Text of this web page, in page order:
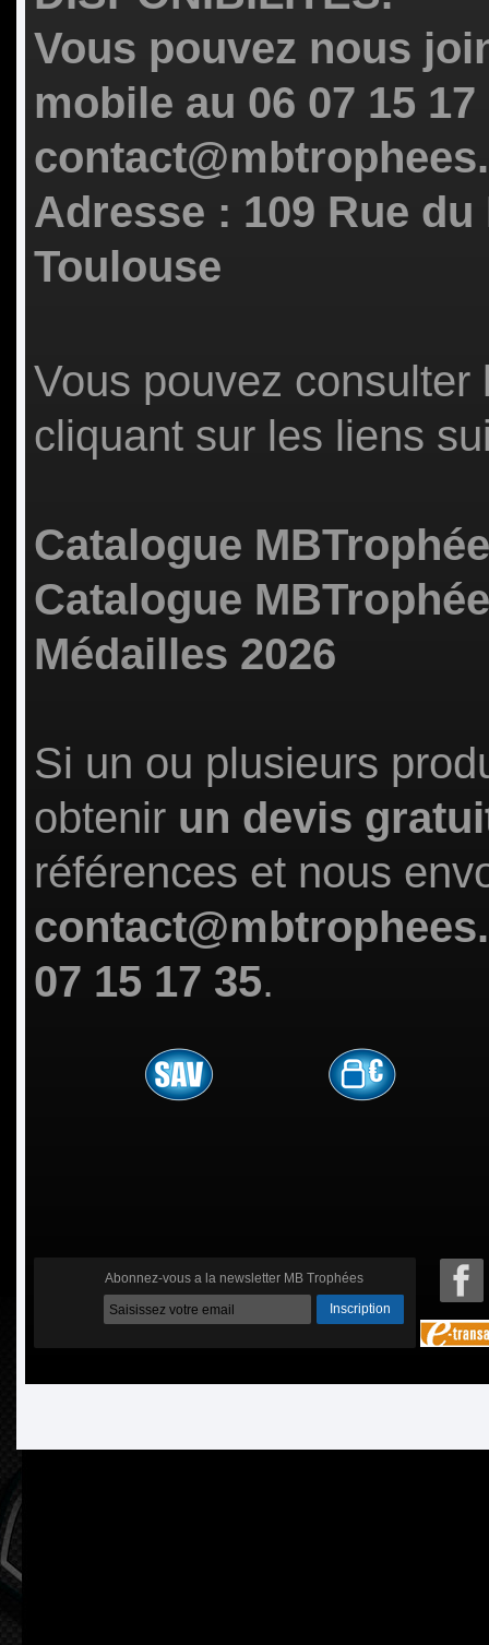
Vous pouvez nous
mobile au 06 07 15
Adresse : 109 Rue
Toulouse
Vous pouvez
cliquant sur les liens
Catalogue
Catalogue
Médailles 2026
Si un ou plusieurs
obtenir un devis
références et nous
07 15 17 35.
Abonnez-vous a la newsletter MB Trophées
Inscription